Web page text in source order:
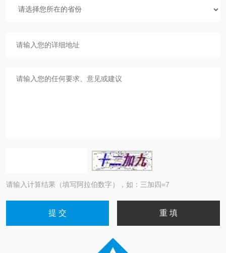
请输入计算结果（填写阿拉伯数字），如：三加四=7